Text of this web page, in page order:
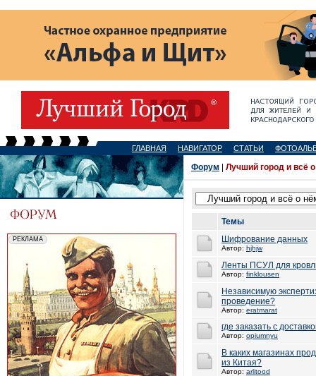
ГЛАВНАЯ НАВИГАТОР СТАТЬИ
Форум Лучший город и всё
Темы
Шифрование данных
Автор: hjhjw
Ленты ПСУЛ для
Автор: finklousen
Независимую
проведение?
Автор: eratmarat
где заказать с
Автор: opiumnyu
В каких магазинах
из Китая?
Автор: arlitood